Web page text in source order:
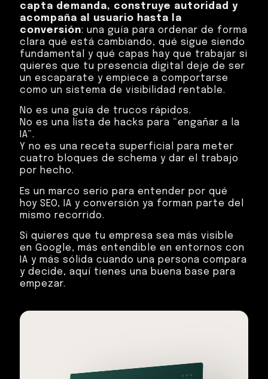
capta demanda, construye autoridad y
acompaña al usuario hasta la
conversión: una guía para ordenar de forma
clara qué está cambiando, qué sigue siendo
fundamental y qué capas hay que trabajar si
quieres que tu presencia digital deje de ser
un escaparate y empiece a comportarse
como un sistema de visibilidad rentable.
No es una guía de trucos rápidos.
No es una lista de hacks para “engañar a la
IA”.
Y no es una receta superficial para meter
cuatro bloques de schema y dar el trabajo
por hecho.
Es un marco serio para entender por qué
hoy SEO, IA y conversión ya forman parte del
mismo recorrido.
Si quieres que tu empresa sea más visible
en Google, más entendible en entornos con
IA y más sólida cuando una persona compara
y decide, aquí tienes una buena base para
empezar.